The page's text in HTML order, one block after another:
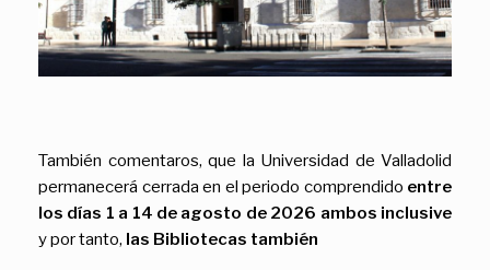
También comentaros, que la Universidad de Valladolid
permanecerá cerrada en el periodo comprendido entre
los días 1 a 14 de agosto de 2026 ambos inclusive
y por tanto, las Bibliotecas también